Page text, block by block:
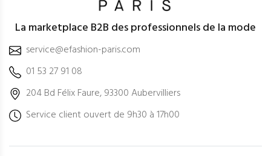
La marketplace B2B des professionnels de la mode
service@efashion-paris.com
01 53 27 91 08
204 Bd Félix Faure, 93300 Aubervilliers
Service client ouvert de 9h30 à 17h00